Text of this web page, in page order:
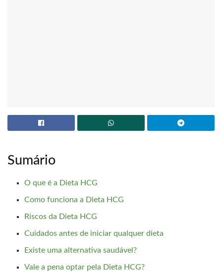
Sumário
O que é a Dieta HCG
Como funciona a Dieta HCG
Riscos da Dieta HCG
Cuidados antes de iniciar qualquer dieta
Existe uma alternativa saudável?
Vale a pena optar pela Dieta HCG?